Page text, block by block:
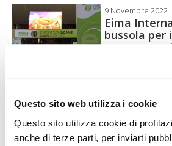
Questo sito web utilizza i cookie
Questo sito utilizza cookie di
anche di terze parti, per inviarti
9 Novembre 2022
Eima
bussola per